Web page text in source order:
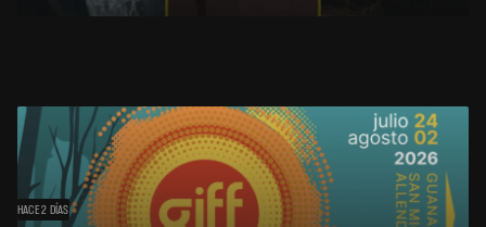
HACE 2 DÍAS